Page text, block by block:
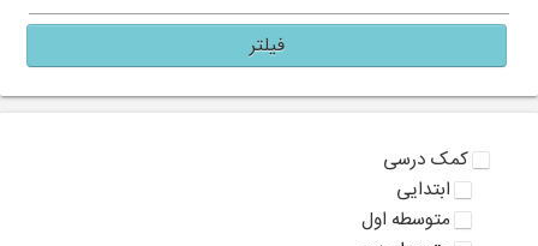
فیلتر
کمک درسی
ابتدایی
متوسطه اول